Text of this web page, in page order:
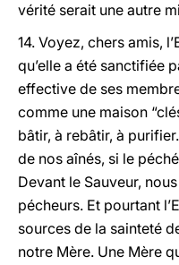
vérité serait une autre
14. Voyez, chers amis,
qu’elle a été sanctifiée
effective de ses
comme une maison
bâtir, à rebâtir, à
de nos aînés, si le
Devant le Sauveur,
pécheurs. Et pourtant
sources de la sainteté
notre Mère. Une Mère